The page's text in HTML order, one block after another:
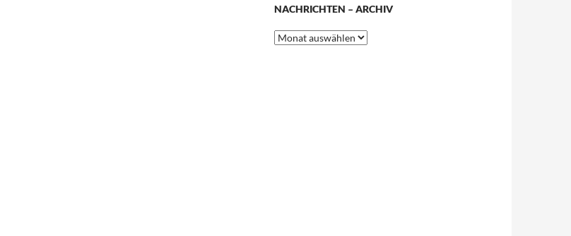
NACHRICHTEN – ARCHIV
Nachrichten
–